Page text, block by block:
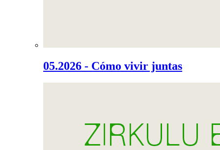
05.2026 - Cómo vivir juntas